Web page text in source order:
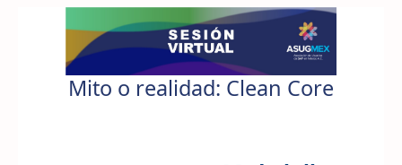
Mito o realidad: Clean Core